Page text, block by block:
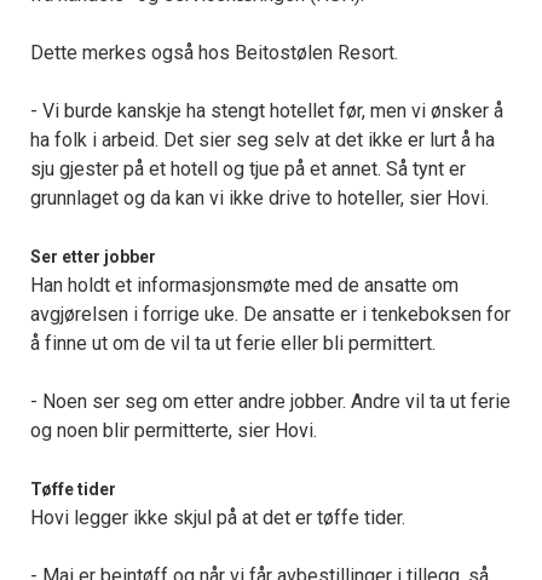
Dette merkes også hos Beitostølen Resort.
- Vi burde kanskje ha stengt hotellet før, men vi ønsker å
ha folk i arbeid. Det sier seg selv at det ikke er lurt å ha
sju gjester på et hotell og tjue på et annet. Så tynt er
grunnlaget og da kan vi ikke drive to hoteller, sier Hovi.
Ser etter jobber
Han holdt et informasjonsmøte med de ansatte om
avgjørelsen i forrige uke. De ansatte er i tenkeboksen for
å finne ut om de vil ta ut ferie eller bli permittert.
- Noen ser seg om etter andre jobber. Andre vil ta ut ferie
og noen blir permitterte, sier Hovi.
Tøffe tider
Hovi legger ikke skjul på at det er tøffe tider.